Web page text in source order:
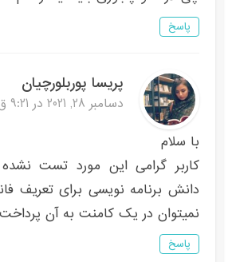
پاسخ
پریسا پوربلورچیان
دسامبر 28, 2021 در 9:21 ق.ظ
با سلام
کاربر گرامی این مورد تست
دانش برنامه نویسی برای تعریف
نمیتوان در یک کامنت به آن
پاسخ